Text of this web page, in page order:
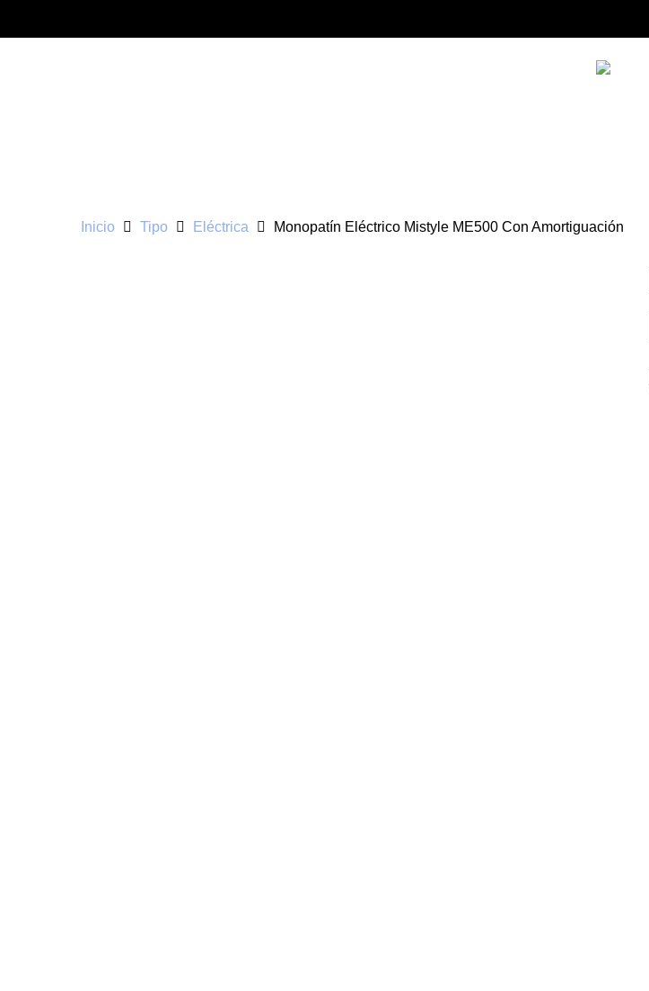
Inicio Tipo Eléctrica Monopatín Eléctrico Mistyle ME500 Con Amortiguación